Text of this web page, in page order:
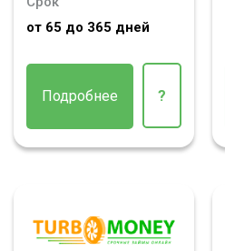
от 65 до 365 дней
Подробнее ?